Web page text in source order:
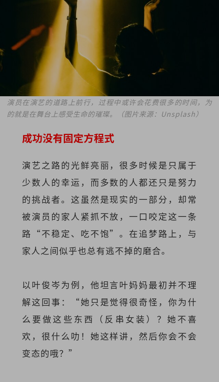
演员在演艺的道路上前行，过程中或许会花费很多的时间，为
的就是在舞台上感受生命的璀璨。（图片来源：Unsplash）
成功没有固定方程式
演艺之路的光鲜亮丽，很多时候是只属于
少数人的幸运，而多数的人都还只是努力
的挑战者。这虽然是现实的一部分，却常
被演员的家人紧抓不放，一口咬定这一条
路“不稳定、吃不饱”。在追梦路上，与
家人之间似乎也总有逃不掉的磨合。
以叶俊岑为例，他坦言叶妈妈最初并不理
解这回事：“她只是觉得很奇怪，你为什
么要做这些东西（反串女装）？她不喜
欢，很什么叻！她这样讲，然后你会不会
变态的哦？”